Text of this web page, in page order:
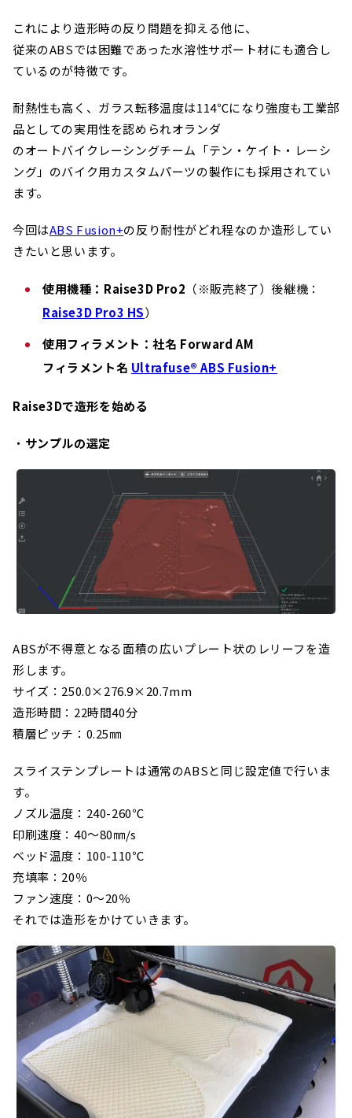
これにより造形時の反り問題を抑える他に、
従来のABSでは困難であった水溶性サポート材にも適合し
ているのが特徴です。
耐熱性も高く、ガラス転移温度は114℃になり強度も工業部
品としての実用性を認められオランダ
のオートバイクレーシングチーム「テン・ケイト・レーシ
ング」のバイク用カスタムパーツの製作にも採用されてい
ます。
今回はABS Fusion+の反り耐性がどれ程なのか造形してい
きたいと思います。
使用機種： Raise3D Pro2 （※販売終了）後継機：
Raise3D Pro3 HS）
使用フィラメント：社名 Forward AM
フィラメント名 Ultrafuse® ABS Fusion+
Raise3Dで造形を始める
・ サンプルの選定
ABSが不得意となる面積の広いプレート状のレリーフを造
形します。
サイズ：250.0×276.9×20.7mm
造形時間：22時間40分
積層ピッチ：0.25㎜
スライステンプレートは通常のABSと同じ設定値で行いま
す。
ノズル温度：240-260℃
印刷速度：40～80㎜/s
ベッド温度：100-110℃
充填率：20％
ファン速度：0～20％
それでは造形をかけていきます。